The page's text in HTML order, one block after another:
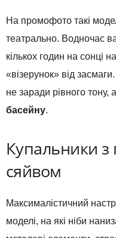
На промофото такі
театрально. Водночас
кількох годин на сонці
«візерунок» від
не заради рівного тону,
басейну.
Купальники
сяйвом
Максималістичний
моделі, на які ніби